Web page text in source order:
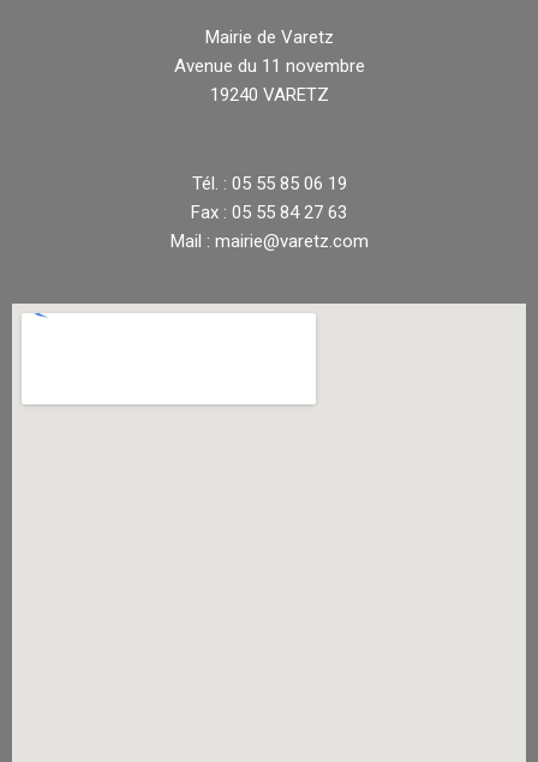
Mairie de Varetz
Avenue du 11 novembre
19240 VARETZ
Tél. : 05 55 85 06 19
Fax : 05 55 84 27 63
Mail : mairie@varetz.com